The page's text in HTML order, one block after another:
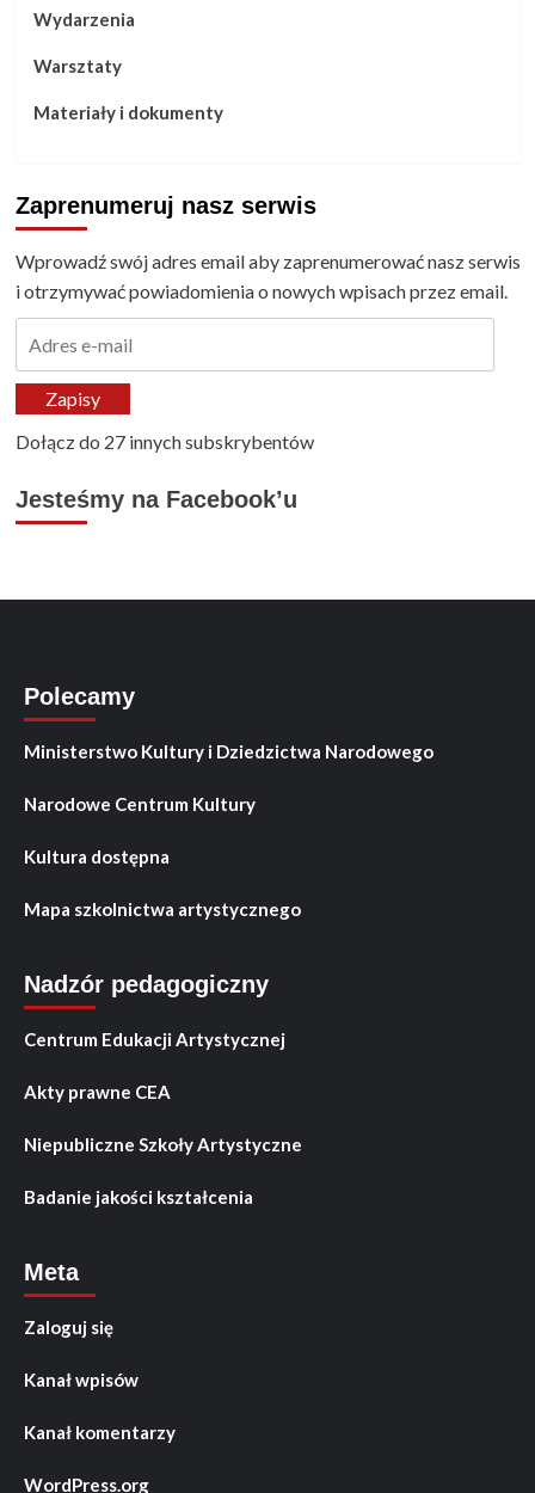
Wydarzenia
Warsztaty
Materiały i dokumenty
Zaprenumeruj nasz serwis
Wprowadź swój adres email aby zaprenumerować nasz serwis
i otrzymywać powiadomienia o nowych wpisach przez email.
mailZapisy
Dołącz do 27 innych subskrybentów
Jesteśmy na Facebook’u
Polecamy
Ministerstwo Kultury i Dziedzictwa Narodowego
Narodowe Centrum Kultury
Kultura dostępna
Mapa szkolnictwa artystycznego
Nadzór pedagogiczny
Centrum Edukacji Artystycznej
Akty prawne CEA
Niepubliczne Szkoły Artystyczne
Badanie jakości kształcenia
Meta
Zaloguj się
Kanał wpisów
Kanał komentarzy
WordPress.org